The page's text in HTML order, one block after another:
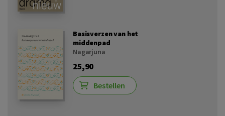
Basisverzen van het
middenpad
Nagarjuna
25,90
Bestellen